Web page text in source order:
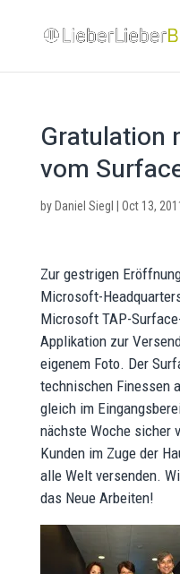
Gratulation
vom
by Daniel Siegl Oct 13,
Zur gestrigen
Microsoft-
Microsoft TAP-
Applikation zur
eigenem Foto. Der
technischen Finessen
gleich im
nächste Woche sicher
Kunden im Zuge der
alle Welt versenden.
das Neue Arbeiten!